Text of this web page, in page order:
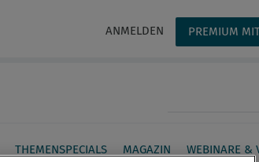
ANMELDEN PREMIUM
THEMENSPECIALS MAGAZIN WEBINARE &